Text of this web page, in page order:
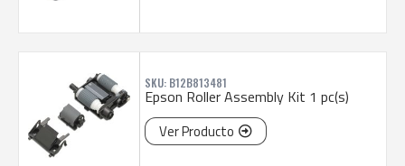
SKU: B12B813481
Epson Roller Assembly Kit 1 pc(s)
Ver Producto